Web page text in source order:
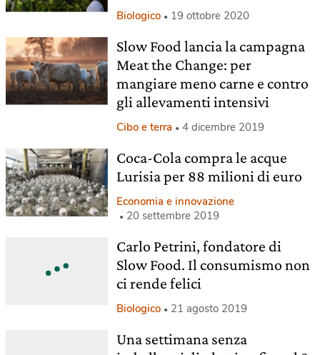
Biologico 19 ottobre 2020
Slow Food lancia la campagna
Meat the Change: per
mangiare meno carne e contro
gli allevamenti intensivi
Cibo e terra 4 dicembre 2019
Coca-Cola compra le acque
Lurisia per 88 milioni di euro
Economia e innovazione
20 settembre 2019
Carlo Petrini, fondatore di
Slow Food. Il consumismo non
ci rende felici
Biologico 21 agosto 2019
Una settimana senza